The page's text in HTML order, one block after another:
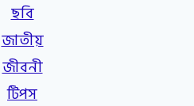
ছবি
জাতীয়
জীবনী
টিপস